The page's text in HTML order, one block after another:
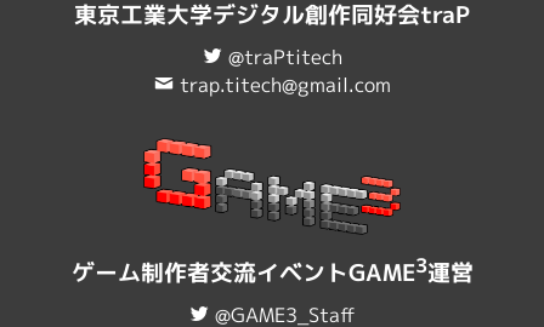
東京工業大学デジタル創作同好会traP
@traPtitech
trap.titech@gmail.com
ゲーム制作者交流イベントGAME3運営
@GAME3_Staff